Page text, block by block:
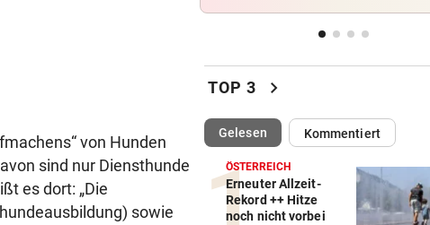
von Hunden
sind nur Diensthunde
es dort: „Die
sowie
heiße Temperaturen
Konditorei werden?
LINZER KÜNSTLERIN:
Dem Plastikmüll werden
klingende Beats entlockt
MOTTO FÜRS WOCHENENDE vor
TOP 3 chevron_right
Gelesen(ausgewählt)Kommentiert
ÖSTERREICH
Erneuter Allzeit-
Rekord ++ Hitze
noch nicht vorbei